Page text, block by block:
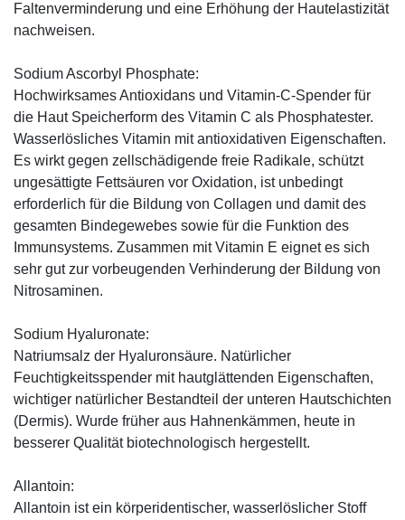
Faltenverminderung und eine Erhöhung der Hautelastizität
nachweisen.
Sodium Ascorbyl Phosphate:
Hochwirksames Antioxidans und Vitamin-C-Spender für
die Haut Speicherform des Vitamin C als Phosphatester.
Wasserlösliches Vitamin mit antioxidativen Eigenschaften.
Es wirkt gegen zellschädigende freie Radikale, schützt
ungesättigte Fettsäuren vor Oxidation, ist unbedingt
erforderlich für die Bildung von Collagen und damit des
gesamten Bindegewebes sowie für die Funktion des
Immunsystems. Zusammen mit Vitamin E eignet es sich
sehr gut zur vorbeugenden Verhinderung der Bildung von
Nitrosaminen.
Sodium Hyaluronate:
Natriumsalz der Hyaluronsäure. Natürlicher
Feuchtigkeitsspender mit hautglättenden Eigenschaften,
wichtiger natürlicher Bestandteil der unteren Hautschichten
(Dermis). Wurde früher aus Hahnenkämmen, heute in
besserer Qualität biotechnologisch hergestellt.
Allantoin:
Allantoin ist ein körperidentischer, wasserlöslicher Stoff